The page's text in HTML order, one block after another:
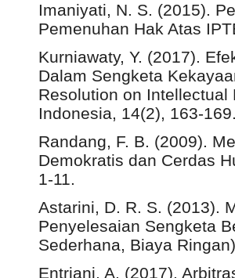
Imaniyati, N. S. (2015).
Pemenuhan Hak Atas
Kurniawaty, Y. (2017).
Dalam Sengketa
Resolution on
Indonesia, 14(2), 163-
Randang, F. B. (2009).
Demokratis dan Cerdas
1-11.
Astarini, D. R. S. (2013).
Penyelesaian Sengketa
Sederhana, Biaya
Entriani, A. (2017).